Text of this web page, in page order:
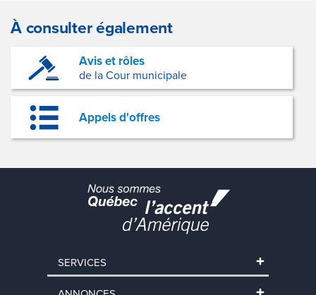
À consulter également
Avis et rôles
de la Cour municipale
Appels d'offres
SERVICES